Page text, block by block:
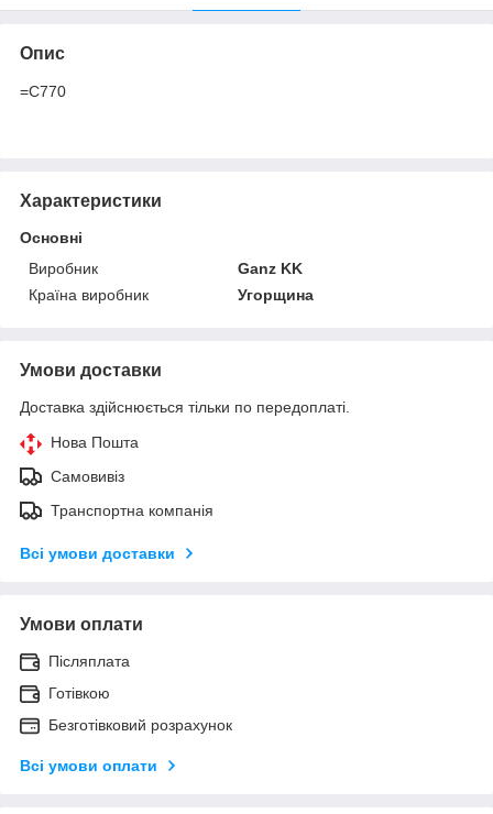
Опис
=C770
Характеристики
Основні
Виробник
Ganz KK
Країна виробник
Угорщина
Умови доставки
Доставка здійснюється тільки по передоплаті.
Нова Пошта
Самовивіз
Транспортна компанія
Всі умови доставки
Умови оплати
Післяплата
Готівкою
Безготівковий розрахунок
Всі умови оплати